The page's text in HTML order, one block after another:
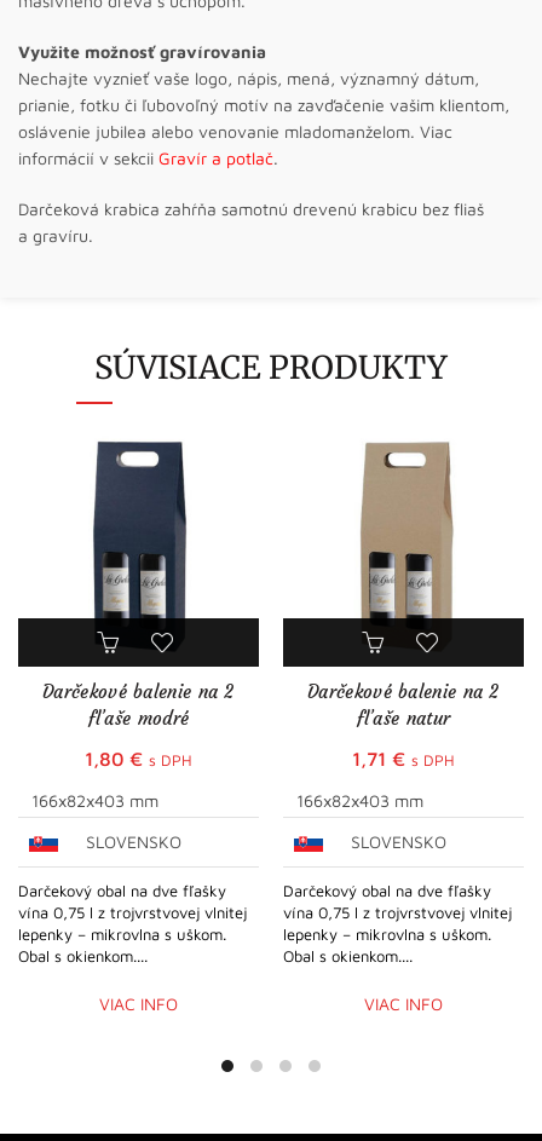
Využite možnosť gravírovania
Nechajte vyznieť vaše logo, nápis, mená, významný dátum,
prianie, fotku či ľubovoľný motív na zavďačenie vašim klientom,
oslávenie jubilea alebo venovanie mladomanželom. Viac
informácií v sekcii Gravír a potlač.
Darčeková krabica zahŕňa samotnú drevenú krabicu bez fliaš
a gravíru.
SÚVISIACE PRODUKTY
Darčekové balenie na 2
fľaše modré
1,80 € s DPH
166x82x403 mm
SLOVENSKO
Darčekový obal na dve fľašky
vína 0,75 l z trojvrstvovej vlnitej
lepenky – mikrovlna s uškom.
Obal s okienkom....
VIAC INFO
Darčekové balenie na 2
fľaše natur
1,71 € s DPH
166x82x403 mm
SLOVENSKO
Darčekový obal na dve fľašky
vína 0,75 l z trojvrstvovej vlnitej
lepenky – mikrovlna s uškom.
Obal s okienkom....
VIAC INFO